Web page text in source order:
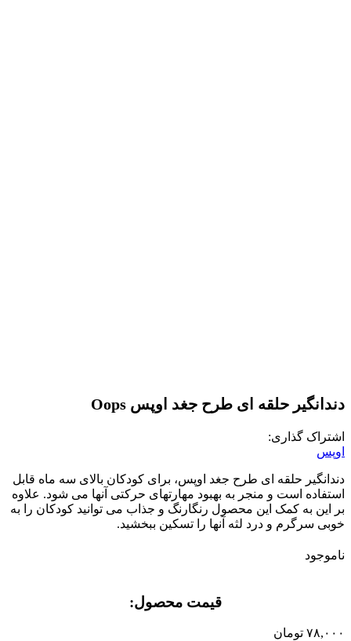
دندانگیر حلقه ای طرح جغد اوپس Oops
اشتراک گذاری:
اوپس
دندانگیر حلقه ای طرح جغد اوپس، برای کودکان بالای سه ماه قابل
استفاده است و منجر به بهبود مهارتهای حرکتی آنها می شود. علاوه
بر این به کمک این محصول رنگارنگ و جذاب می توانید کودکان را به
خوبی سرگرم و درد لثه آنها را تسکین ببخشید.
ناموجود
قیمت محصول:​
۷۸,۰۰۰ تومان